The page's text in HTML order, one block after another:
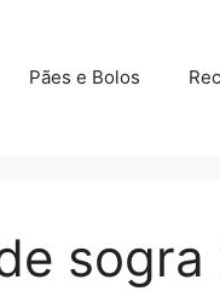
Pães e Bolos